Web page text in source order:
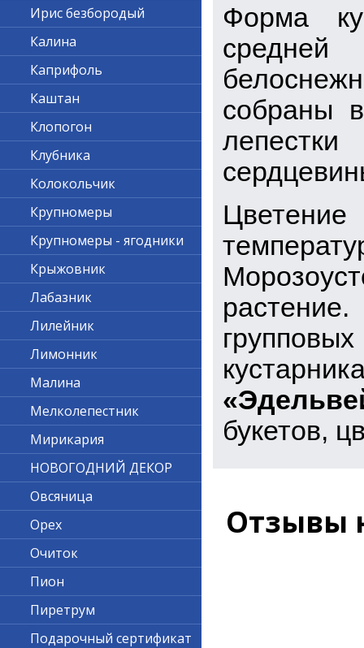
Форма
собраны
букетов,
Отзывы
Ирис безбородый
Калина
Каприфоль
Каштан
Клопогон
Клубника
Колокольчик
Крупномеры
Крупномеры - ягодники
Крыжовник
Лабазник
Лилейник
Лимонник
Малина
Мелколепестник
Мирикария
НОВОГОДНИЙ ДЕКОР
Овсяница
Орех
Очиток
Пион
Пиретрум
Подарочный сертификат